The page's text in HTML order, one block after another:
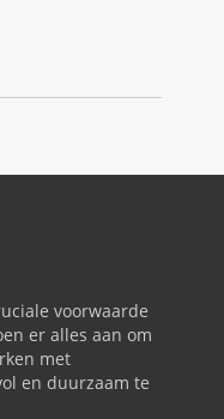
voorwaarde
er alles aan om
met
en duurzaam te